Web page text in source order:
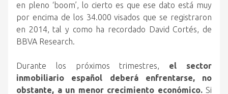
en pleno ‘boom’, lo cierto es que ese dato está muy
por encima de los 34.000 visados que se registraron
en 2014, tal y como ha recordado David Cortés, de
BBVA Research.
Durante los próximos trimestres, el sector
inmobiliario español deberá enfrentarse, no
obstante, a un menor crecimiento económico.Si